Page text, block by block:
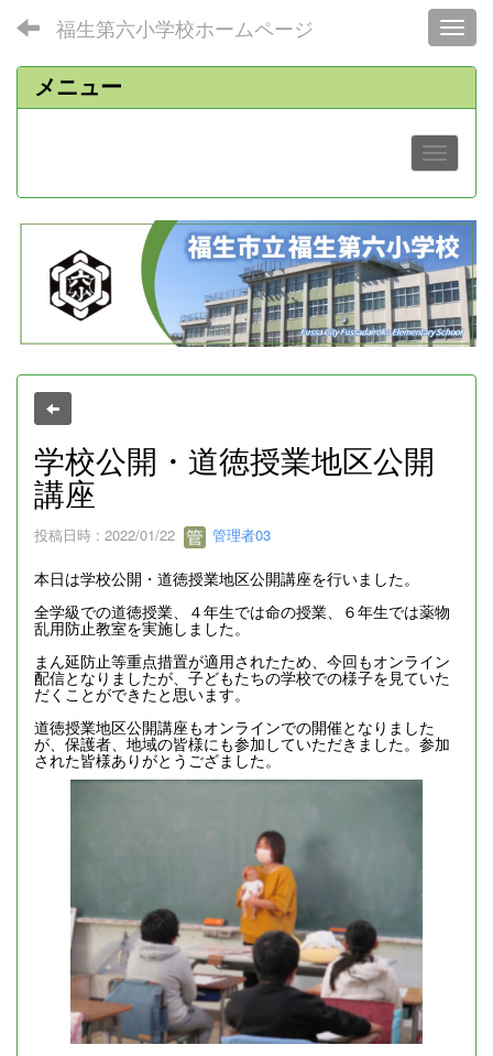
福生第六小学校ホームページ
メニュー
学校公開・道徳授業地区公開
講座
投稿日時 : 2022/01/22 管理者03
本日は学校公開・道徳授業地区公開講座を行いました。
全学級での道徳授業、４年生では命の授業、６年生では薬物
乱用防止教室を実施しました。
まん延防止等重点措置が適用されたため、今回もオンライン
配信となりましたが、子どもたちの学校での様子を見ていた
だくことができたと思います。
道徳授業地区公開講座もオンラインでの開催となりました
が、保護者、地域の皆様にも参加していただきました。参加
された皆様ありがとうござました。